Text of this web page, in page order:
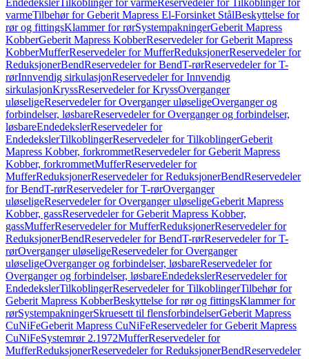
EndedekslerTilkoblinger for varmeReservedeler for Tilkoblinger for
varmeTilbehør for Geberit Mapress El-Forsinket StålBeskyttelse for
rør og fittingsKlammer for rørSystempakningerGeberit Mapress
KobberGeberit Mapress KobberReservedeler for Geberit Mapress
KobberMufferReservedeler for MufferReduksjonerReservedeler for
ReduksjonerBendReservedeler for BendT-rørReservedeler for T-
rørInnvendig sirkulasjonReservedeler for Innvendig
sirkulasjonKryssReservedeler for KryssOverganger
uløseligeReservedeler for Overganger uløseligeOverganger og
forbindelser, løsbareReservedeler for Overganger og forbindelser,
løsbareEndedekslerReservedeler for
EndedekslerTilkoblingerReservedeler for TilkoblingerGeberit
Mapress Kobber, forkrommetReservedeler for Geberit Mapress
Kobber, forkrommetMufferReservedeler for
MufferReduksjonerReservedeler for ReduksjonerBendReservedeler
for BendT-rørReservedeler for T-rørOverganger
uløseligeReservedeler for Overganger uløseligeGeberit Mapress
Kobber, gassReservedeler for Geberit Mapress Kobber,
gassMufferReservedeler for MufferReduksjonerReservedeler for
ReduksjonerBendReservedeler for BendT-rørReservedeler for T-
rørOverganger uløseligeReservedeler for Overganger
uløseligeOverganger og forbindelser, løsbareReservedeler for
Overganger og forbindelser, løsbareEndedekslerReservedeler for
EndedekslerTilkoblingerReservedeler for TilkoblingerTilbehør for
Geberit Mapress KobberBeskyttelse for rør og fittingsKlammer for
rørSystempakningerSkruesett til flensforbindelserGeberit Mapress
CuNiFeGeberit Mapress CuNiFeReservedeler for Geberit Mapress
CuNiFeSystemrør 2.1972MufferReservedeler for
MufferReduksjonerReservedeler for ReduksjonerBendReservedeler